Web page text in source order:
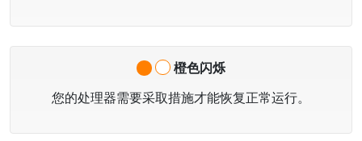
橙色闪烁
您的处理器需要采取措施才能恢复正常运行。